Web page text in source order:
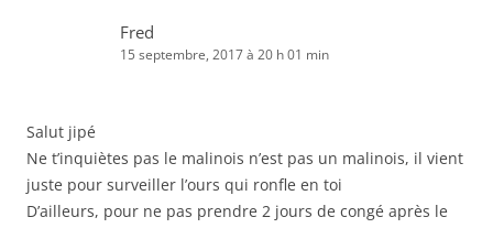
Fred
15 septembre, 2017 à 20 h 01 min
Salut jipé
Ne t’inquiètes pas le malinois n’est pas un malinois, il vient
juste pour surveiller l’ours qui ronfle en toi
D’ailleurs, pour ne pas prendre 2 jours de congé après le